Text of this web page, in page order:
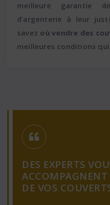
meilleure garantie
d’argenterie à leur
savez où vendre des
meilleures conditions
DES EXPERTS
DE VOS